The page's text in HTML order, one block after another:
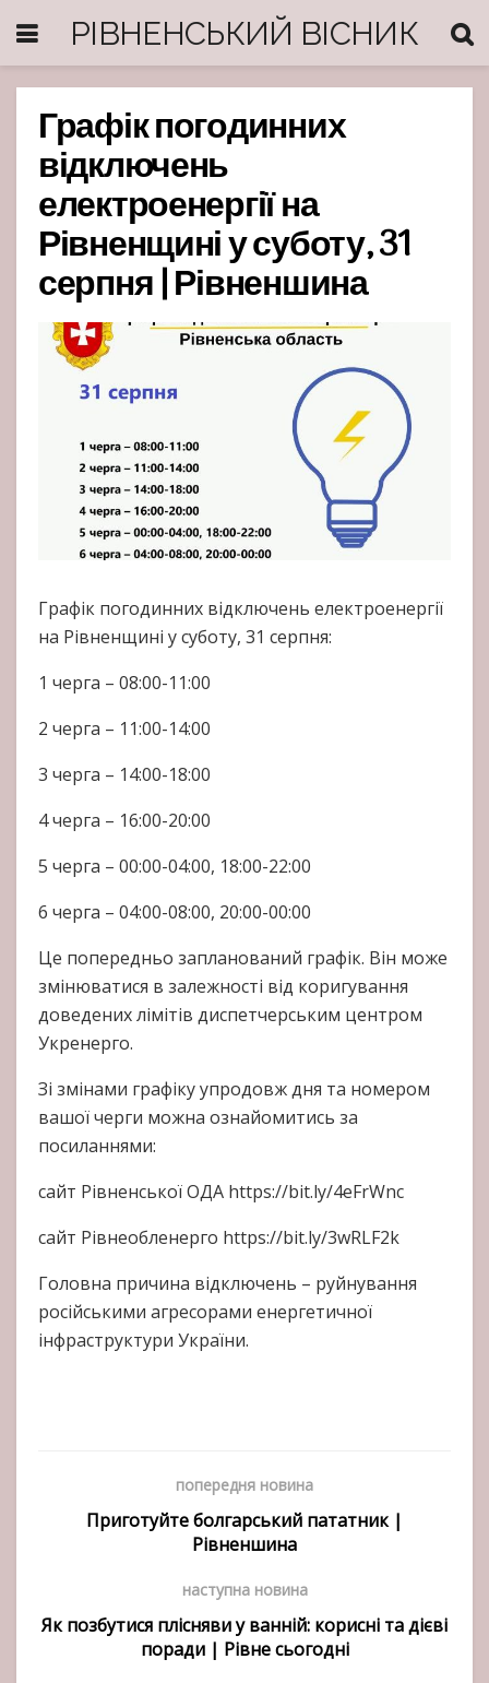
РІВНЕНСЬКИЙ ВІСНИК
Графік погодинних
відключень
електроенергії на
Рівненщині у суботу, 31
серпня | Рівненшина
Графік погодинних відключень електроенергії
на Рівненщині у суботу, 31 серпня:
1 черга – 08:00-11:00
2 черга – 11:00-14:00
3 черга – 14:00-18:00
4 черга – 16:00-20:00
5 черга – 00:00-04:00, 18:00-22:00
6 черга – 04:00-08:00, 20:00-00:00
Це попередньо запланований графік. Він може
змінюватися в залежності від коригування
доведених лімітів диспетчерським центром
Укренерго.
Зі змінами графіку упродовж дня та номером
вашої черги можна ознайомитись за
посиланнями:
сайт Рівненської ОДА https://bit.ly/4eFrWnc
сайт Рівнеобленерго https://bit.ly/3wRLF2k
Головна причина відключень – руйнування
російськими агресорами енергетичної
інфраструктури України.
попередня новина
Приготуйте болгарський пататник |
Рівненшина
наступна новина
Як позбутися плісняви у ванній: корисні та дієві
поради | Рівне сьогодні